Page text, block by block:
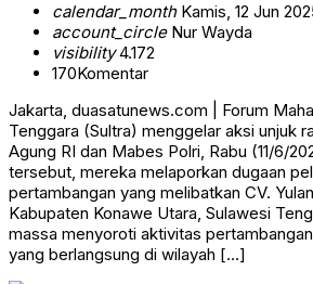
calendar_monthKamis, 12 Jun
account_circleNur Wayda
visibility4.172
170Komentar
Jakarta, duasatunews.com | Forum
Tenggara (Sultra) menggelar aksi unjuk
Agung RI dan Mabes Polri, Rabu (11/6/
tersebut, mereka melaporkan dugaan
pertambangan yang melibatkan CV.
Kabupaten Konawe Utara, Sulawesi
massa menyoroti aktivitas
yang berlangsung di wilayah […]